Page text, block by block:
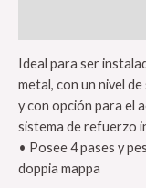
Ideal para ser
metal, con un nivel
y con opción para el
sistema de refuerzo
• Posee 4 pases y
doppia mappa